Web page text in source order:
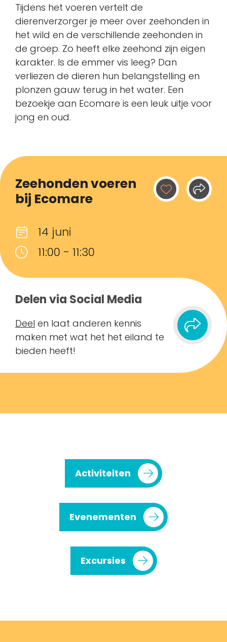
Zeehonden voeren
bij Ecomare
14 juni
11:00 - 11:30
Delen via Social Media
Deel en laat anderen kennis
maken met wat het het eiland te
bieden heeft!
Tijdens het voeren vertelt de
dierenverzorger je meer over zeehonden in
het wild en de verschillende zeehonden in
de groep. Zo heeft elke zeehond zijn eigen
karakter. Is de emmer vis leeg? Dan
verliezen de dieren hun belangstelling en
plonzen gauw terug in het water. Een
bezoekje aan Ecomare is een leuk uitje voor
jong en oud.
Activiteiten
Evenementen
Excursies